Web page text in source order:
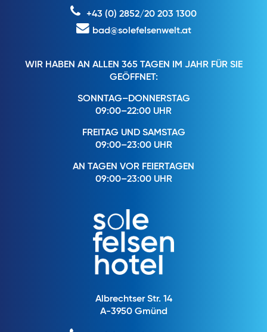
+43 (0) 2852/20 203 1300
bad@solefelsenwelt.at
WIR HABEN AN ALLEN 365 TAGEN IM JAHR FÜR SIE
GEÖFFNET:
SONNTAG–DONNERSTAG
09:00–22:00 UHR
FREITAG UND SAMSTAG
09:00–23:00 UHR
AN TAGEN VOR FEIERTAGEN
09:00–23:00 UHR
Albrechtser Str. 14
A-3950 Gmünd